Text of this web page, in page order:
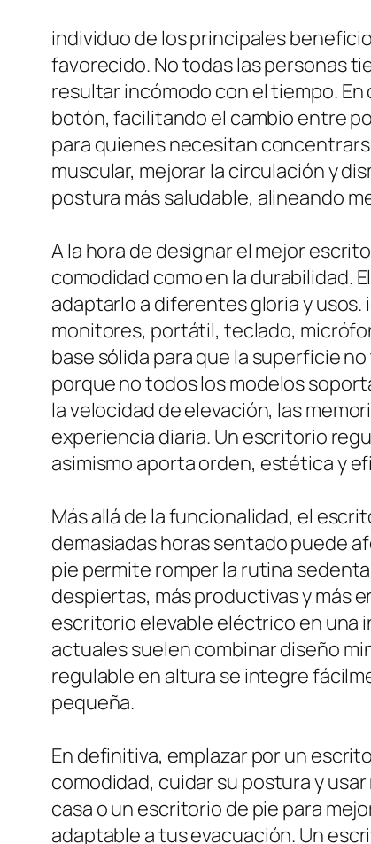
individuo de los principales
favorecido. No todas las personas
resultar incómodo con el tiempo.
botón, facilitando el cambio entre
para quienes necesitan
muscular, mejorar la circulación y
postura más saludable, alineando
A la hora de designar el mejor
comodidad como en la durabilidad.
adaptarlo a diferentes gloria y
monitores, portátil, teclado,
base sólida para que la superficie
porque no todos los modelos
la velocidad de elevación, las
experiencia diaria. Un escritorio
asimismo aporta orden, estética y
Más allá de la funcionalidad, el
demasiadas horas sentado puede
pie permite romper la rutina
despiertas, más productivas y más
escritorio elevable eléctrico en una
actuales suelen combinar diseño
regulable en altura se integre
pequeña.
En definitiva, emplazar por un
comodidad, cuidar su postura y
casa o un escritorio de pie para
adaptable a tus evacuación. Un